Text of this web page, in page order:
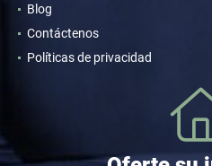
Blog
Contáctenos
Políticas de privacidad